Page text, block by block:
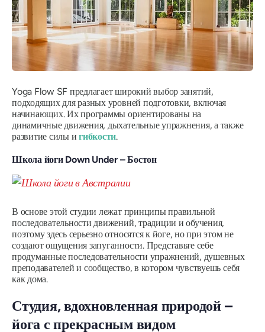
Yoga Flow SF предлагает широкий выбор занятий,
подходящих для разных уровней подготовки, включая
начинающих. Их программы ориентированы на
динамичные движения, дыхательные упражнения, а также
развитие силы игибкости.
Школа йоги Down Under – Бостон
В основе этой студии лежат принципы правильной
последовательности движений, традиции и обучения,
поэтому здесь серьезно относятся к йоге, но при этом не
создают ощущения запуганности. Представьте себе
продуманные последовательности упражнений, душевных
преподавателей и сообщество, в котором чувствуешь себя
как дома.
Студия, вдохновленная природой –
йога с прекрасным видом